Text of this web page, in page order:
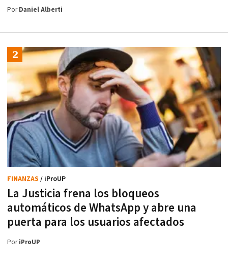
PorDaniel Alberti
La Justicia frena los bloqueos
automáticos de WhatsApp y abre una
puerta para los usuarios afectados
FINANZAS / iProUP
PoriProUP